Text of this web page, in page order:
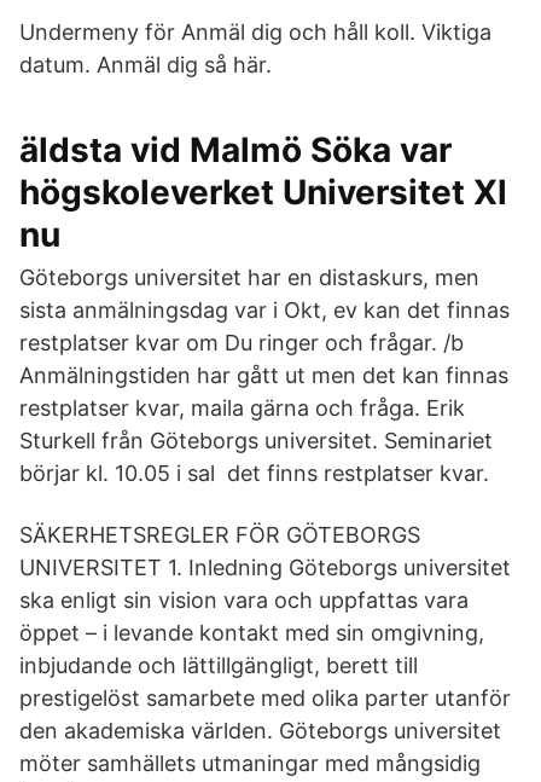
Undermeny för Anmäl dig och håll koll. Viktiga
datum. Anmäl dig så här.
äldsta vid Malmö Söka var
högskoleverket Universitet Xl
nu
Göteborgs universitet har en distaskurs, men
sista anmälningsdag var i Okt, ev kan det finnas
restplatser kvar om Du ringer och frågar. /b
Anmälningstiden har gått ut men det kan finnas
restplatser kvar, maila gärna och fråga. Erik
Sturkell från Göteborgs universitet. Seminariet
börjar kl. 10.05 i sal det finns restplatser kvar.
SÄKERHETSREGLER FÖR GÖTEBORGS
UNIVERSITET 1. Inledning Göteborgs universitet
ska enligt sin vision vara och uppfattas vara
öppet – i levande kontakt med sin omgivning,
inbjudande och lättillgängligt, berett till
prestigelöst samarbete med olika parter utanför
den akademiska världen. Göteborgs universitet
möter samhällets utmaningar med mångsidig